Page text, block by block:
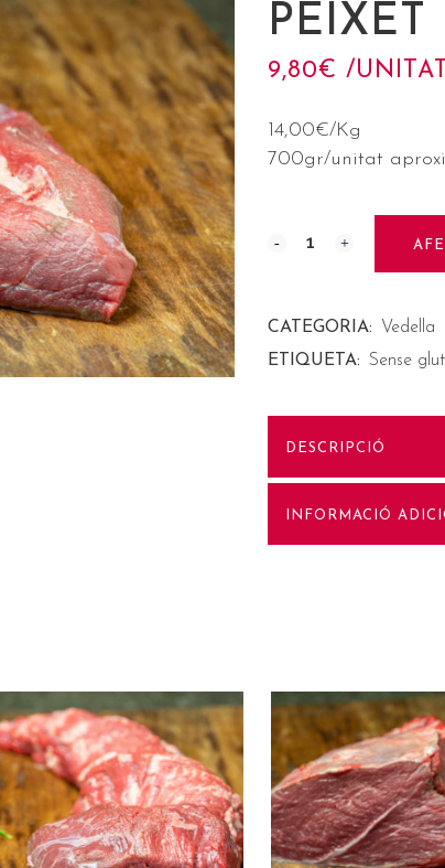
9,80€ /UNITAT
14,00€/Kg
700gr/unitat
CATEGORIA:
Vedella
ETIQUETA: Sense
DESCRIPCIÓ
INFORMACIÓ